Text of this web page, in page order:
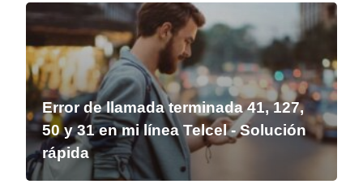
Error de llamada terminada 41, 127,
50 y 31 en mi línea Telcel - Solución
rápida